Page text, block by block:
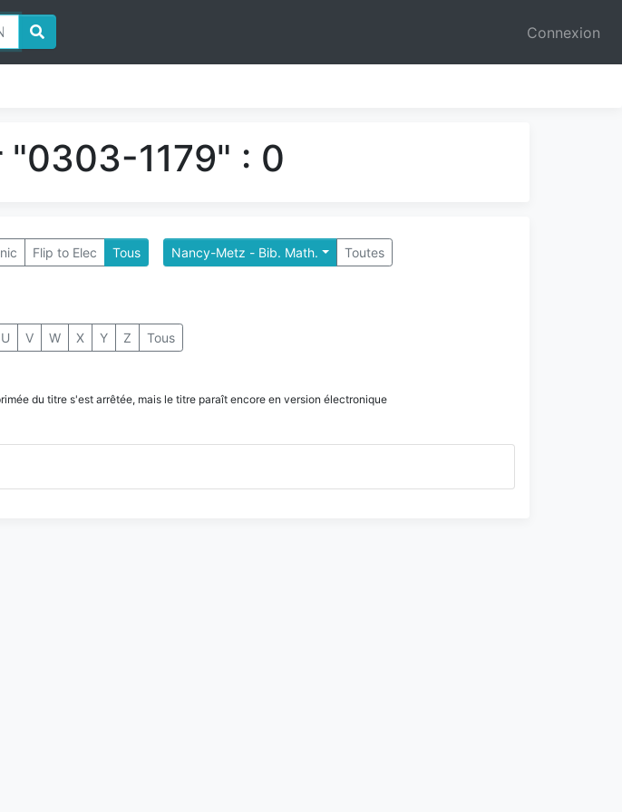
Connexion
1179" : 0
Flip to Elec Tous Nancy-Metz - Bib. Math. Toutes
U V W X Y Z Tous
du titre s'est arrêtée, mais le titre paraît encore en version électronique